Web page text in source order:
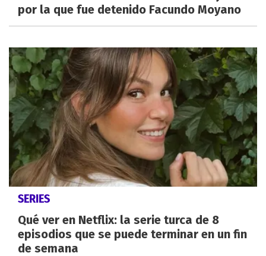
por la que fue detenido Facundo Moyano
SERIES
Qué ver en Netflix: la serie turca de 8
episodios que se puede terminar en un fin
de semana